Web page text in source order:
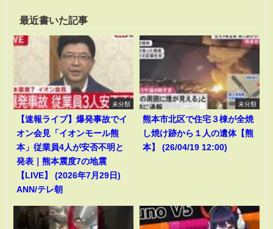
最近書いた記事
未分類
【速報ライブ】爆発事故でイ
オン会見「イオンモール熊
本」従業員4人が安否不明と
発表｜熊本震度7の地震
【LIVE】 (2026年7月29日)
ANN/テレ朝
未分類
熊本市北区で住宅３棟が全焼
し焼け跡から１人の遺体【熊
本】 (26/04/19 12:00)